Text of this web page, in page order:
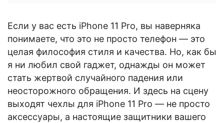
Если у вас есть iPhone 11 Pro, вы наверняка
понимаете, что это не просто телефон — это
целая философия стиля и качества. Но, как бы
я ни любил свой гаджет, однажды он может
стать жертвой случайного падения или
неосторожного обращения. И здесь на сцену
выходят чехлы для iPhone 11 Pro — не просто
аксессуары, а настоящие защитники вашего